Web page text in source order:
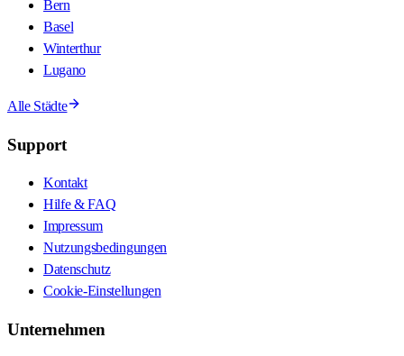
Bern
Basel
Winterthur
Lugano
Alle Städte
Support
Kontakt
Hilfe & FAQ
Impressum
Nutzungsbedingungen
Datenschutz
Cookie-Einstellungen
Unternehmen